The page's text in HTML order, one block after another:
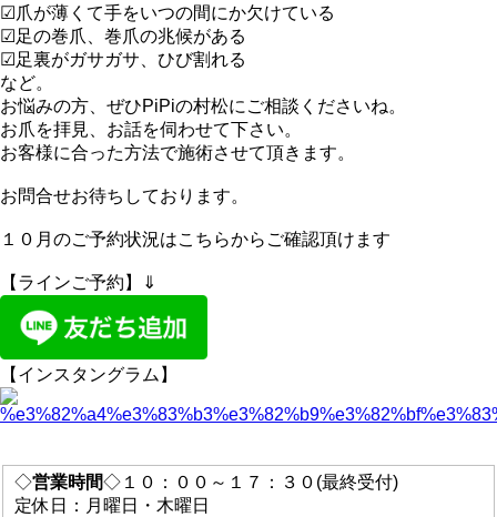
☑爪が薄くて手をいつの間にか欠けている
☑足の巻爪、巻爪の兆候がある
☑足裏がガサガサ、ひび割れる
など。
お悩みの方、ぜひPiPiの村松にご相談くださいね。
お爪を拝見、お話を伺わせて下さい。
お客様に合った方法で施術させて頂きます。
お問合せお待ちしております。
１０月のご予約状況はこちらからご確認頂けます
【ラインご予約】⇓
【インスタングラム】
◇営業時間◇１０：００～１７：３０(最終受付)
定休日：月曜日・木曜日